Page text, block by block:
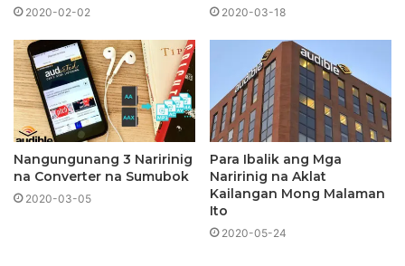
2020-02-02 2020-03-18
Nangungunang 3 Naririnig
na Converter na Sumubok
2020-03-05
Para Ibalik ang Mga
Naririnig na Aklat
Kailangan Mong Malaman
Ito
2020-05-24